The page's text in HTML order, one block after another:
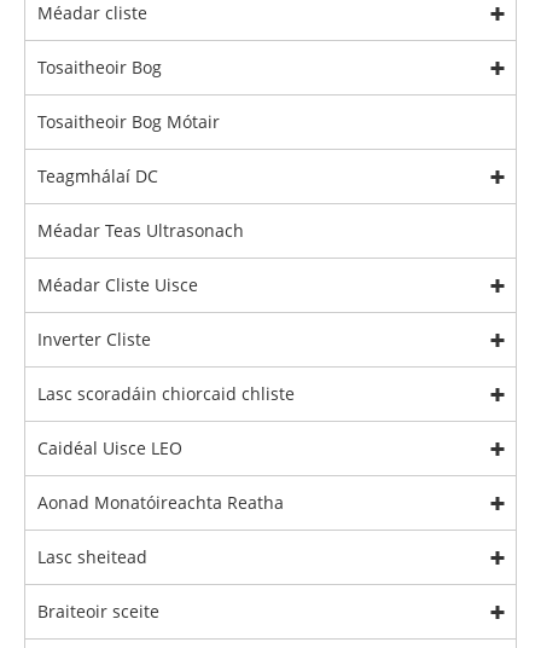
Méadar cliste
Tosaitheoir Bog
Tosaitheoir Bog Mótair
Teagmhálaí DC
Méadar Teas Ultrasonach
Méadar Cliste Uisce
Inverter Cliste
Lasc scoradáin chiorcaid chliste
Caidéal Uisce LEO
Aonad Monatóireachta Reatha
Lasc sheitead
Braiteoir sceite